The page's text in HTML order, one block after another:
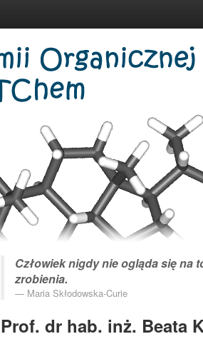
Człowiek nigdy nie ogląda się na
zrobienia.
Maria Skłodowska-Curie
Prof. dr hab. inż. Beata